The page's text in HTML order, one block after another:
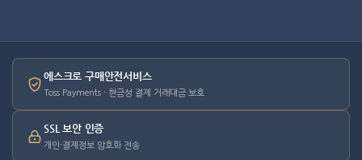
에스크로 구매안전서비스
Toss Payments · 현금성 결제 거래대금 보호
SSL 보안 인증
개인·결제정보 암호화 전송